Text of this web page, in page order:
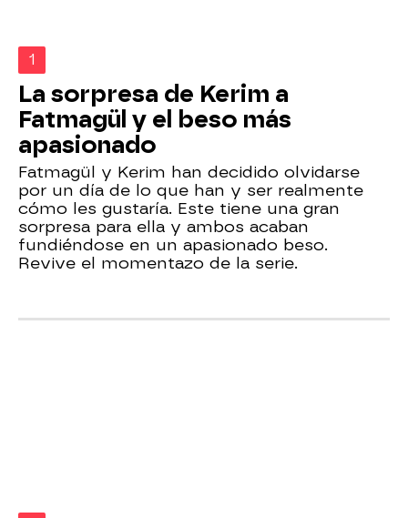
1
La sorpresa de Kerim a
Fatmagül y el beso más
apasionado
Fatmagül y Kerim han decidido olvidarse
por un día de lo que han y ser realmente
cómo les gustaría. Este tiene una gran
sorpresa para ella y ambos acaban
fundiéndose en un apasionado beso.
Revive el momentazo de la serie.